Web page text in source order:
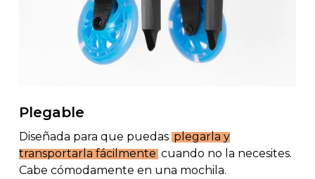
Plegable
Diseñada para que puedasplegarla y
transportarla fácilmente cuando no la necesites.
Cabe cómodamente en una mochila.